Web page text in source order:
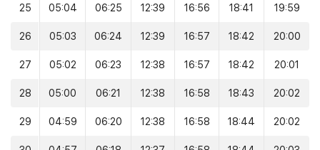
25 05:04 06:25 12:39 16:56 18:41 19:59
26 05:03 06:24 12:39 16:57 18:42 20:00
27 05:02 06:23 12:38 16:57 18:42 20:01
28 05:00 06:21 12:38 16:58 18:43 20:02
29 04:59 06:20 12:38 16:58 18:44 20:02